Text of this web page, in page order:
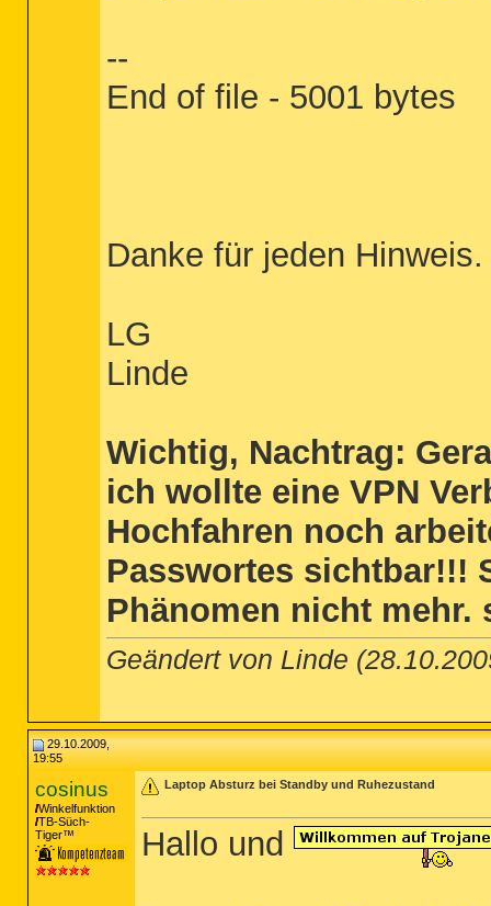
--
End of file - 5001 bytes
Danke für jeden Hinweis.
LG
Linde
Wichtig, Nachtrag:
ich wollte eine VPN
Hochfahren noch
Passwortes sichtbar!!!
Phänomen nicht
Geändert von Linde
29.10.2009,
19:55
cosinus
Winkelfunktion
TB-Süch-
Tiger™
Laptop Absturz bei Standby und Ruhezustand
Hallo und